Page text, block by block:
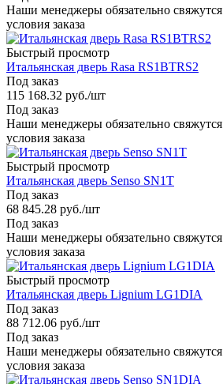
Наши менеджеры обязательно
условия заказа
Быстрый просмотр
Итальянская дверь Rasa RS1BTRS2
Под заказ
115 168.32 руб./шт
Под заказ
Наши менеджеры обязательно
условия заказа
Быстрый просмотр
Итальянская дверь Senso SN1T
Под заказ
68 845.28 руб./шт
Под заказ
Наши менеджеры обязательно
условия заказа
Быстрый просмотр
Итальянская дверь Lignium LG1DIA
Под заказ
88 712.06 руб./шт
Под заказ
Наши менеджеры обязательно
условия заказа